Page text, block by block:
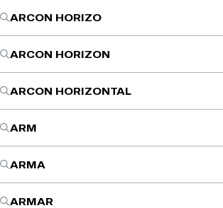
ARCON HORIZO
ARCON HORIZON
ARCON HORIZONTAL
ARM
ARMA
ARMAR